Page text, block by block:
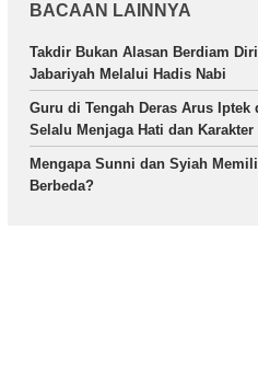
BACAAN LAINNYA
Takdir Bukan Alasan Berdiam
Jabariyah Melalui Hadis Nabi
Guru di Tengah Deras Arus Iptek
Selalu Menjaga Hati dan
Mengapa Sunni dan Syiah
Berbeda?